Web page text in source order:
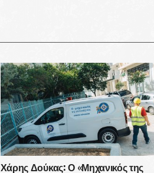
Χάρης Δούκας: Ο «Μηχανικός της